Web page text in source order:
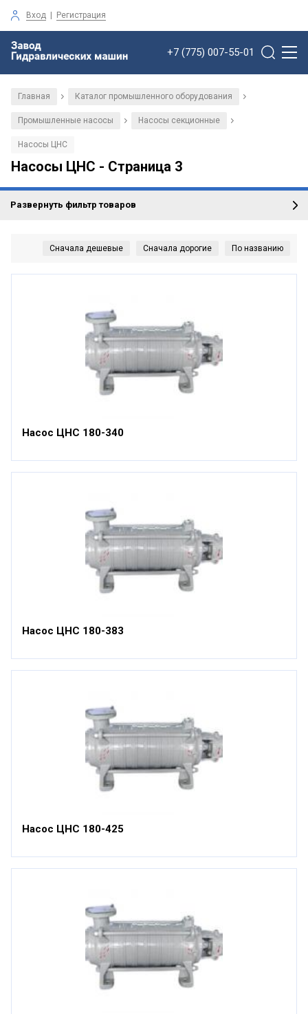
Вход | Регистрация
+7 (775) 007-55-01
Главная / Каталог промышленного оборудования /
Промышленные насосы / Насосы секционные /
Насосы ЦНС
Насосы ЦНС - Страница 3
Развернуть фильтр товаров
Насос ЦНС 180-340
Насос ЦНС 180-383
Насос ЦНС 180-425